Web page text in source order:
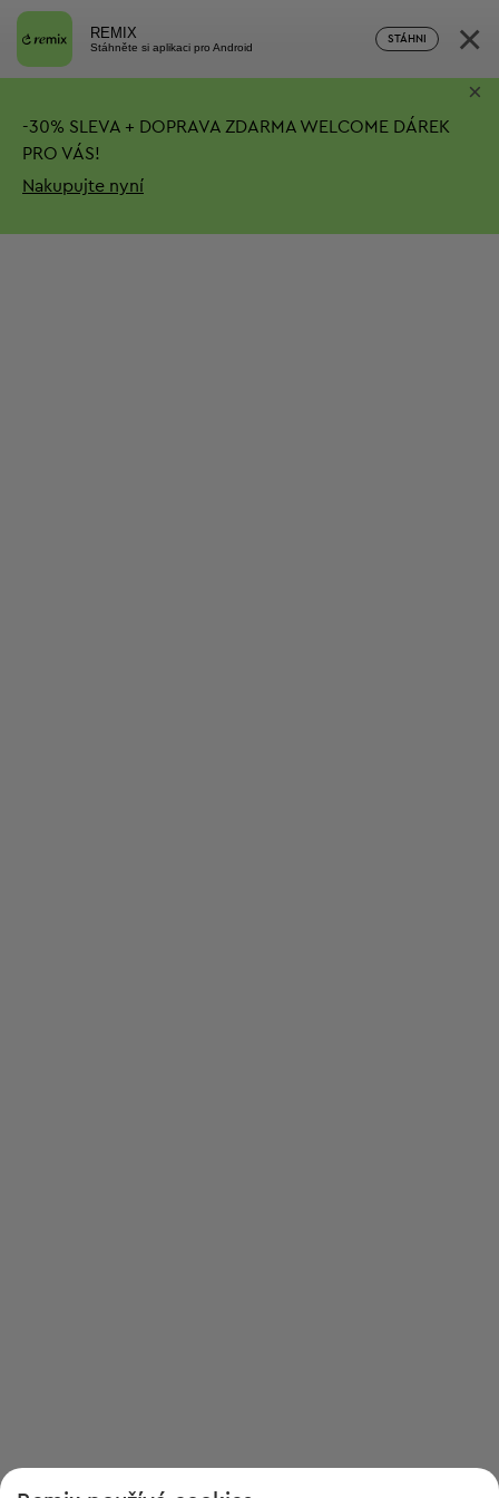
REMIX
Stáhněte si aplikaci pro Android
STÁHNI ×
-30% SLEVA + DOPRAVA ZDARMA WELCOME DÁREK
PRO VÁS!
Nakupujte nyní
×